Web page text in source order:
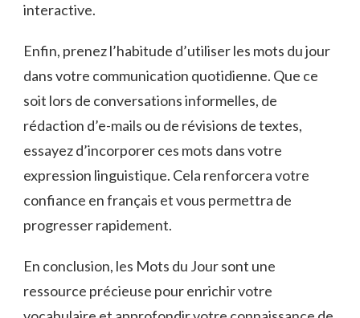
interactive.
Enfin, prenez l’habitude d’utiliser les mots ⁢du jour
dans votre communication​ quotidienne. ‍Que ce
soit⁣ lors de​ conversations informelles, de
rédaction d’e-mails ou ⁤de révisions de textes,
essayez d’incorporer​ ces mots dans ‍votre
⁤expression⁣ linguistique. Cela‌ renforcera votre
confiance en‍ français et vous permettra de
progresser rapidement.
En conclusion, ‌les Mots‌ du Jour sont⁣ une
ressource précieuse⁢ pour enrichir votre